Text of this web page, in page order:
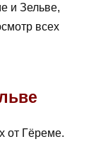
и Зельве,
всех
от Гёреме.